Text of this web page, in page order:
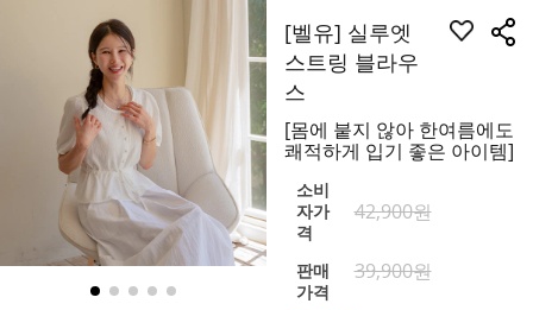
[벨유] 실루엣
스트링 블라우
스
[몸에 붙지 않아 한여름에도
쾌적하게 입기 좋은 아이템]
소비
자가
격
42,900원
판매
가격
39,900원